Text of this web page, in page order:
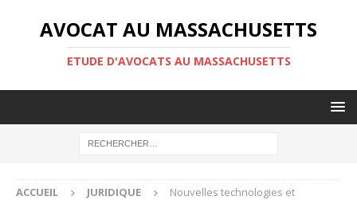
AVOCAT AU MASSACHUSETTS
ETUDE D'AVOCATS AU MASSACHUSETTS
ACCUEIL JURIDIQUE
Nouvelles technologies et